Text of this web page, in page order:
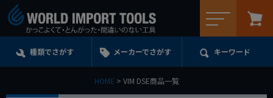
種類でさがす メーカーでさがす キーワード
HOME VIM DSE商品一覧